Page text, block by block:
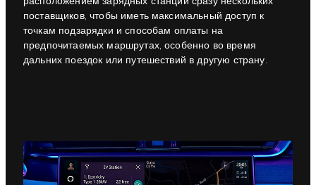
поставщиков, чтобы иметь максимальный доступ к
точкам подзарядки и способам оплаты на
предпочитаемых маршрутах, особенно во время
дальних поездок или путешествий в другую страну.